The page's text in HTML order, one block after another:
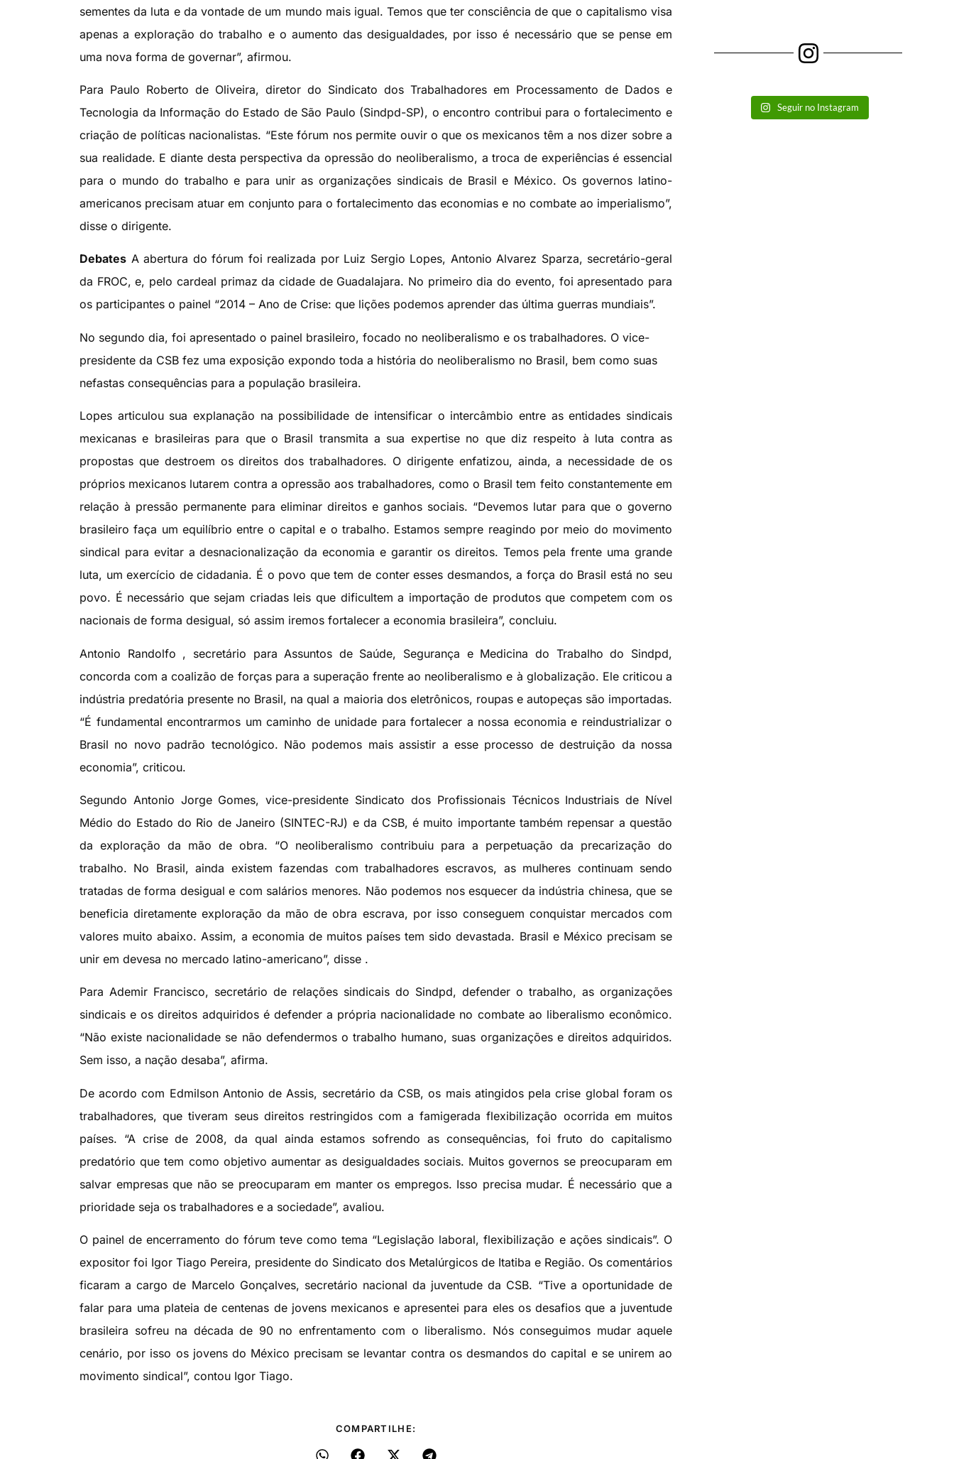
sementes da luta e da vontade de um mundo mais igual. Temos que ter consciência de que o capitalismo visa
apenas a exploração do trabalho e o aumento das desigualdades, por isso é necessário que se pense em
uma nova forma de governar”, afirmou.
Para Paulo Roberto de Oliveira, diretor do Sindicato dos Trabalhadores em Processamento de Dados e
Tecnologia da Informação do Estado de São Paulo (Sindpd-SP), o encontro contribui para o fortalecimento e
criação de políticas nacionalistas. “Este fórum nos permite ouvir o que os mexicanos têm a nos dizer sobre a
sua realidade. E diante desta perspectiva da opressão do neoliberalismo, a troca de experiências é essencial
para o mundo do trabalho e para unir as organizações sindicais de Brasil e México. Os governos latino-
americanos precisam atuar em conjunto para o fortalecimento das economias e no combate ao imperialismo”,
disse o dirigente.
Debates A abertura do fórum foi realizada por Luiz Sergio Lopes, Antonio Alvarez Sparza, secretário-geral
da FROC, e, pelo cardeal primaz da cidade de Guadalajara. No primeiro dia do evento, foi apresentado para
os participantes o painel “2014 – Ano de Crise: que lições podemos aprender das última guerras mundiais”.
No segundo dia, foi apresentado o painel brasileiro, focado no neoliberalismo e os trabalhadores. O vice-
presidente da CSB fez uma exposição expondo toda a história do neoliberalismo no Brasil, bem como suas
nefastas consequências para a população brasileira.
Lopes articulou sua explanação na possibilidade de intensificar o intercâmbio entre as entidades sindicais
mexicanas e brasileiras para que o Brasil transmita a sua expertise no que diz respeito à luta contra as
propostas que destroem os direitos dos trabalhadores. O dirigente enfatizou, ainda, a necessidade de os
próprios mexicanos lutarem contra a opressão aos trabalhadores, como o Brasil tem feito constantemente em
relação à pressão permanente para eliminar direitos e ganhos sociais. “Devemos lutar para que o governo
brasileiro faça um equilíbrio entre o capital e o trabalho. Estamos sempre reagindo por meio do movimento
sindical para evitar a desnacionalização da economia e garantir os direitos. Temos pela frente uma grande
luta, um exercício de cidadania. É o povo que tem de conter esses desmandos, a força do Brasil está no seu
povo. É necessário que sejam criadas leis que dificultem a importação de produtos que competem com os
nacionais de forma desigual, só assim iremos fortalecer a economia brasileira”, concluiu.
Antonio Randolfo , secretário para Assuntos de Saúde, Segurança e Medicina do Trabalho do Sindpd,
concorda com a coalizão de forças para a superação frente ao neoliberalismo e à globalização. Ele criticou a
indústria predatória presente no Brasil, na qual a maioria dos eletrônicos, roupas e autopeças são importadas.
“É fundamental encontrarmos um caminho de unidade para fortalecer a nossa economia e reindustrializar o
Brasil no novo padrão tecnológico. Não podemos mais assistir a esse processo de destruição da nossa
economia”, criticou.
Segundo Antonio Jorge Gomes, vice-presidente Sindicato dos Profissionais Técnicos Industriais de Nível
Médio do Estado do Rio de Janeiro (SINTEC-RJ) e da CSB, é muito importante também repensar a questão
da exploração da mão de obra. “O neoliberalismo contribuiu para a perpetuação da precarização do
trabalho. No Brasil, ainda existem fazendas com trabalhadores escravos, as mulheres continuam sendo
tratadas de forma desigual e com salários menores. Não podemos nos esquecer da indústria chinesa, que se
beneficia diretamente exploração da mão de obra escrava, por isso conseguem conquistar mercados com
valores muito abaixo. Assim, a economia de muitos países tem sido devastada. Brasil e México precisam se
unir em devesa no mercado latino-americano”, disse .
Para Ademir Francisco, secretário de relações sindicais do Sindpd, defender o trabalho, as organizações
sindicais e os direitos adquiridos é defender a própria nacionalidade no combate ao liberalismo econômico.
“Não existe nacionalidade se não defendermos o trabalho humano, suas organizações e direitos adquiridos.
Sem isso, a nação desaba”, afirma.
De acordo com Edmilson Antonio de Assis, secretário da CSB, os mais atingidos pela crise global foram os
trabalhadores, que tiveram seus direitos restringidos com a famigerada flexibilização ocorrida em muitos
países. “A crise de 2008, da qual ainda estamos sofrendo as consequências, foi fruto do capitalismo
predatório que tem como objetivo aumentar as desigualdades sociais. Muitos governos se preocuparam em
salvar empresas que não se preocuparam em manter os empregos. Isso precisa mudar. É necessário que a
prioridade seja os trabalhadores e a sociedade”, avaliou.
O painel de encerramento do fórum teve como tema “Legislação laboral, flexibilização e ações sindicais”. O
expositor foi Igor Tiago Pereira, presidente do Sindicato dos Metalúrgicos de Itatiba e Região. Os comentários
ficaram a cargo de Marcelo Gonçalves, secretário nacional da juventude da CSB. “Tive a oportunidade de
falar para uma plateia de centenas de jovens mexicanos e apresentei para eles os desafios que a juventude
brasileira sofreu na década de 90 no enfrentamento com o liberalismo. Nós conseguimos mudar aquele
cenário, por isso os jovens do México precisam se levantar contra os desmandos do capital e se unirem ao
movimento sindical”, contou Igor Tiago.
COMPARTILHE:
Seguir no Instagram